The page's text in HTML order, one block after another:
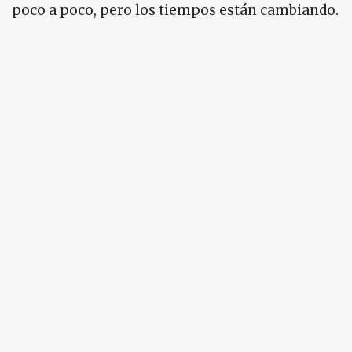
poco a poco, pero los tiempos están cambiando.